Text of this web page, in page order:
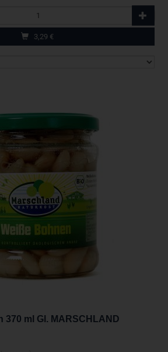
3,29 €
370 ml Gl. MARSCHLAND